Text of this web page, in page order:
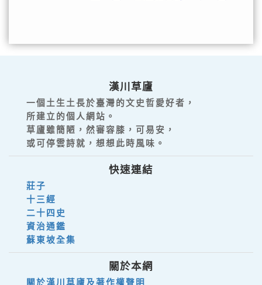
漢川草廬
一個土生土長於臺灣的文史哲愛好者，
所建立的個人網站。
草廬雖簡陋，然審容膝，可易安，
或可停雲詩就，想想此時風味。
快速連結
莊子
十三經
二十四史
資治通鑑
蘇東坡全集
關於本網
關於漢川草廬及著作權聲明